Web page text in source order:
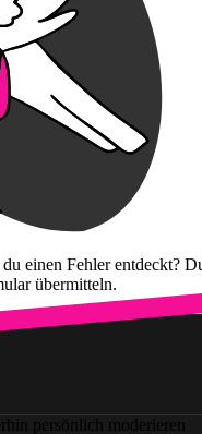
einen Fehler entdeckt?
übermitteln.
persönlich moderieren